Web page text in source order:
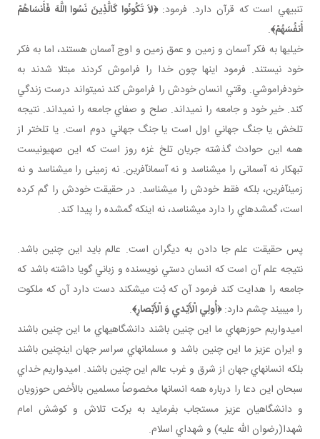
تنبيهي است که قرآن دارد. فرمود:﴿لاَ تَكُونُوا كَالَّذِينَ نَسُوا اللَّهَ فَأَنسَاهُمْ
أَنفُسَهُمْ﴾.
خيلي ها به فکر آسمان و زمين و عمق زمين و اوج آسمان هستند، اما به فکر
خود نيستند. فرمود اينها چون خدا را فراموش کردند مبتلا شدند به
خودفراموشي. وقتي انسان خودش را فراموش کند نمي تواند درست زندگي
کند. خير خود و جامعه را نمي داند. صلح و صفاي جامعه را نمي داند. نتيجه
تلخش يا جنگ جهاني اول است يا جنگ جهاني دوم است. يا تلخ تر از
همه اين حوادث گذشته جريان تلخ غزه روز است که اين صهيونيست
تبهکار نه آسمانی را مي شناسد و نه آسمان آفرين. نه زمينی را مي شناسد و نه
زمين آفرين، بلکه فقط خودش را مي شناسد. در حقيقت خودش را گم کرده
است، گمشده اي را دارد مي شناسد، نه اينکه گمشده را پيدا کند.
پس حقيقت علم جا دادن به ديگران است. عالم بايد اين چنين باشد.
نتيجه علم آن است که انسان دستي نويسنده و زباني گويا داشته باشد که
جامعه را هدايت کند فرمود آن که بُت مي شکند دست دارد آن که ملکوت
را مي بيند چشم دارد:﴿أُولِي الْأَيْدي وَ الْأَبْصارِ﴾.
اميدواريم حوزه هاي ما اين چنين باشند دانشگاهي هاي ما اين چنين باشند
و ايران عزيز ما اين چنين باشد و مسلمان هاي سراسر جهان اين چنين باشند
بلکه انسان هاي جهان از شرق و غرب عالم اين چنين باشند. اميدواريم خداي
سبحان اين دعا را درباره همه انسان ها مخصوصاً مسلمين بالأخص حوزويان
و دانشگاهيان عزيز مستجاب بفرمايد به برکت تلاش و کوشش امام
شهدا(رضوان الله عليه) و شهداي اسلام.